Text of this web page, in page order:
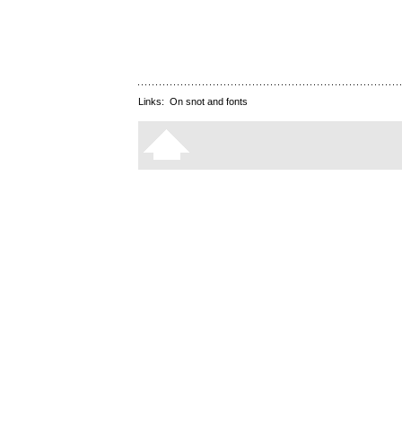
Links: On snot and fonts